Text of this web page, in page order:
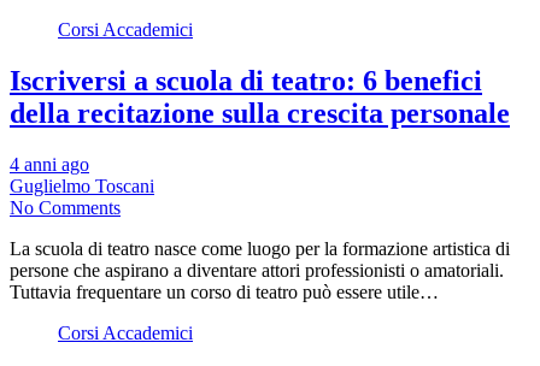
Corsi Accademici
Iscriversi a scuola di teatro: 6 benefici
della recitazione sulla crescita personale
4 anni ago
Guglielmo Toscani
No Comments
La scuola di teatro nasce come luogo per la formazione artistica di
persone che aspirano a diventare attori professionisti o amatoriali.
Tuttavia frequentare un corso di teatro può essere utile…
Corsi Accademici